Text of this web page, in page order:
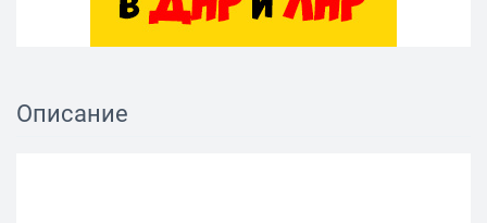
Описание